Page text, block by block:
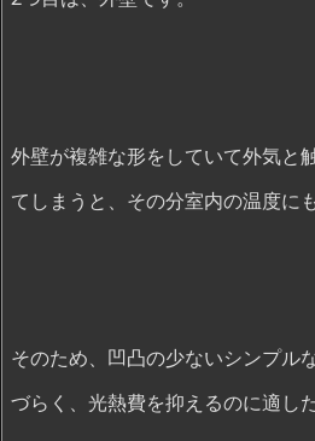
外壁が複雑な形をしていて外気と
てしまうと、その分室内の温度に
そのため、凹凸の少ないシンプル
づらく、光熱費を抑えるのに適し